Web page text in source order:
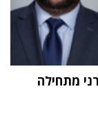
מתחילה